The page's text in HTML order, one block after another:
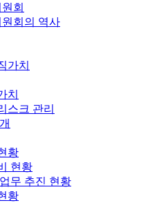
회
회의 역사
가치
치
스크 관리
황
현황
무 추진 현황
황